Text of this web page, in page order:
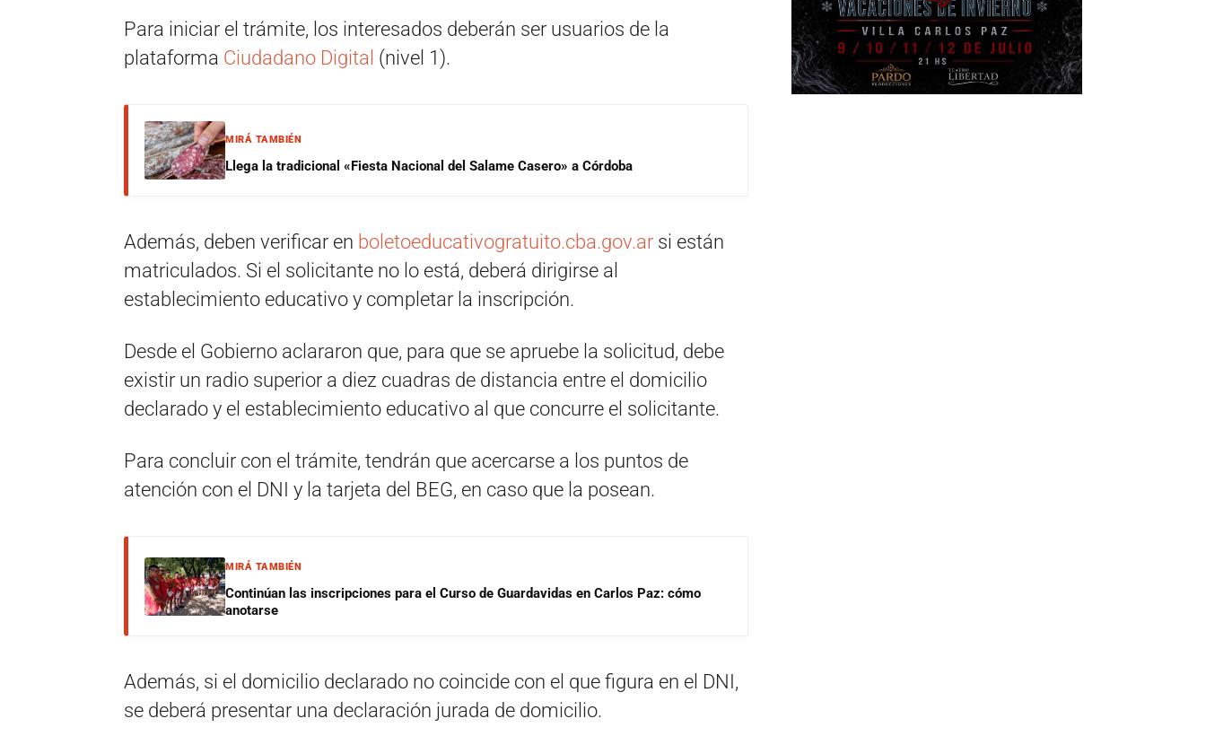
Para iniciar el trámite, los interesados deberán ser usuarios de la
plataforma Ciudadano Digital (nivel 1).
MIRÁ TAMBIÉN
Llega la tradicional «Fiesta Nacional del Salame Casero» a Córdoba
Además, deben verificar en boletoeducativogratuito.cba.gov.ar si están
matriculados. Si el solicitante no lo está, deberá dirigirse al
establecimiento educativo y completar la inscripción.
Desde el Gobierno aclararon que, para que se apruebe la solicitud, debe
existir un radio superior a diez cuadras de distancia entre el domicilio
declarado y el establecimiento educativo al que concurre el solicitante.
Para concluir con el trámite, tendrán que acercarse a los puntos de
atención con el DNI y la tarjeta del BEG, en caso que la posean.
MIRÁ TAMBIÉN
Continúan las inscripciones para el Curso de Guardavidas en Carlos Paz: cómo
anotarse
Además, si el domicilio declarado no coincide con el que figura en el DNI,
se deberá presentar una declaración jurada de domicilio.